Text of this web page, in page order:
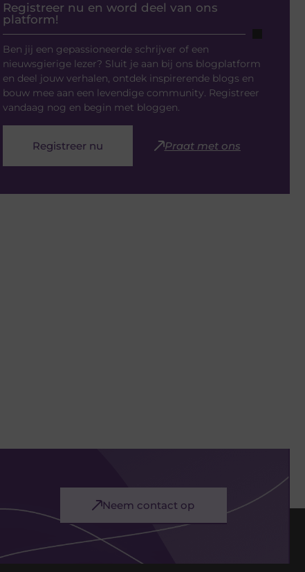
Registreer nu en word deel van ons
platform!
Ben jij een gepassioneerde schrijver of een
nieuwsgierige lezer? Sluit je aan bij ons blogplatform
en deel jouw verhalen, ontdek inspirerende blogs en
bouw mee aan een levendige community. Registreer
vandaag nog en begin met bloggen.
Registreer nu Praat met ons
Neem contact op